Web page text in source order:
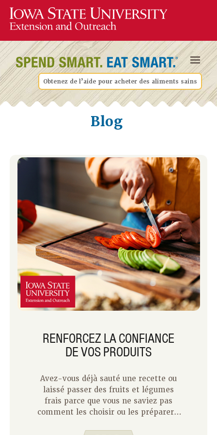
Obtenez de l’aide pour acheter des aliments sains
Blog
RENFORCEZ LA CONFIANCE
DE VOS PRODUITS
Avez-vous déjà sauté une recette ou
laissé passer des fruits et légumes
frais parce que vous ne saviez pas
comment les choisir ou les préparer ?